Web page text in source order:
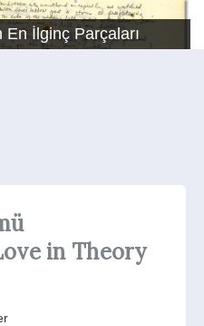
İlginç Parçaları
in Theory